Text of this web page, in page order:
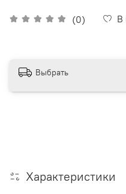
(0) В
Выбрать
Характеристики